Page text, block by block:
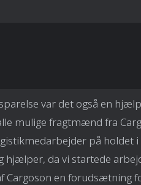
var det også en
mulige fragtmænd fra
på holdet i
hjælper, da vi startede
Cargoson en forudsætning